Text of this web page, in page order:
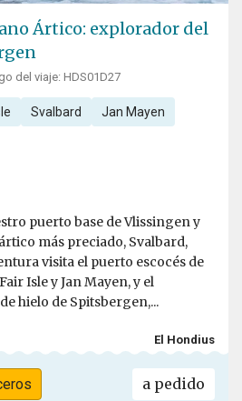
Ártico: explorador del
del viaje: HDS01D27
Svalbard Jan Mayen
puerto base de Vlissingen y
más preciado, Svalbard,
visita el puerto escocés de
Isle y Jan Mayen, y el
hielo de Spitsbergen,...
El Hondius
a pedido